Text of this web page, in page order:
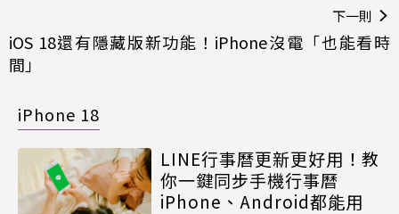
下一則
iOS 18還有隱藏版新功能！iPhone沒電「也能看時
間」
iPhone 18
LINE行事曆更新更好用！教
你一鍵同步手機行事曆
iPhone、Android都能用